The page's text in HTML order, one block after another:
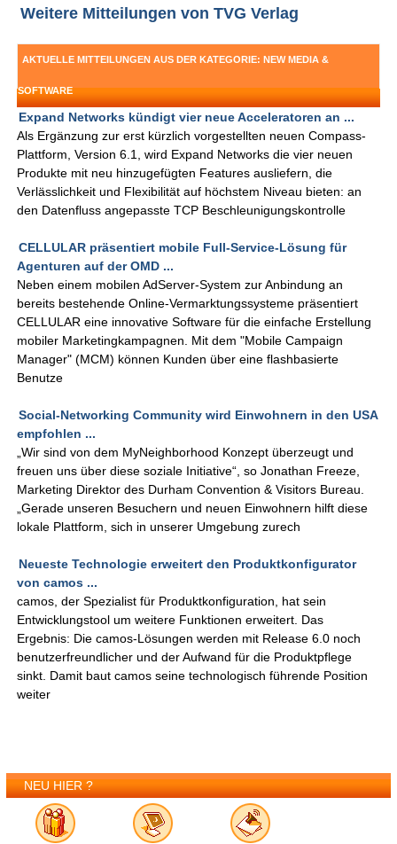
Weitere Mitteilungen von TVG Verlag
AKTUELLE MITTEILUNGEN AUS DER KATEGORIE: NEW MEDIA &
SOFTWARE
Expand Networks kündigt vier neue Acceleratoren an ...
Als Ergänzung zur erst kürzlich vorgestellten neuen Compass-
Plattform, Version 6.1, wird Expand Networks die vier neuen
Produkte mit neu hinzugefügten Features ausliefern, die
Verlässlichkeit und Flexibilität auf höchstem Niveau bieten: an
den Datenfluss angepasste TCP Beschleunigungskontrolle
CELLULAR präsentiert mobile Full-Service-Lösung für
Agenturen auf der OMD ...
Neben einem mobilen AdServer-System zur Anbindung an
bereits bestehende Online-Vermarktungssysteme präsentiert
CELLULAR eine innovative Software für die einfache Erstellung
mobiler Marketingkampagnen. Mit dem "Mobile Campaign
Manager" (MCM) können Kunden über eine flashbasierte
Benutze
Social-Networking Community wird Einwohnern in den USA
empfohlen ...
„Wir sind von dem MyNeighborhood Konzept überzeugt und
freuen uns über diese soziale Initiative“, so Jonathan Freeze,
Marketing Direktor des Durham Convention & Visitors Bureau.
„Gerade unseren Besuchern und neuen Einwohnern hilft diese
lokale Plattform, sich in unserer Umgebung zurech
Neueste Technologie erweitert den Produktkonfigurator
von camos ...
camos, der Spezialist für Produktkonfiguration, hat sein
Entwicklungstool um weitere Funktionen erweitert. Das
Ergebnis: Die camos-Lösungen werden mit Release 6.0 noch
benutzerfreundlicher und der Aufwand für die Produktpflege
sinkt. Damit baut camos seine technologisch führende Position
weiter
NEU HIER ?